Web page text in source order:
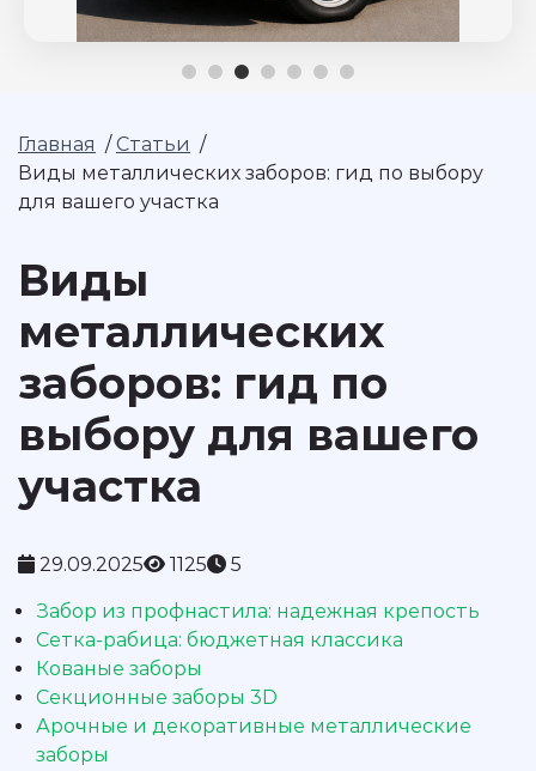
Главная / Статьи /
Виды металлических заборов: гид по выбору
для вашего участка
Виды
металлических
заборов: гид по
выбору для вашего
участка
29.09.2025 1125 5
Забор из профнастила: надежная крепость
Сетка-рабица: бюджетная классика
Кованые заборы
Секционные заборы 3D
Арочные и декоративные металлические
заборы